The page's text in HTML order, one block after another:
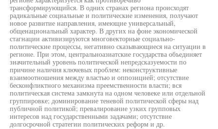
трансформирующийся. В одних странах региона происходят
радикальные социальные и политические изменения, получают
новое развитие направления, имеющие универсальный,
общенациональный характер. В других на фоне экономической
стагнации активизируются многовекторные социально-
политические процессы, негативно сказывающиеся на ситуации в
регионе. При этом, центральноазиатские государства объединяет
значительный уровень политической непредсказуемости по
причине наличия ключевых проблем: неконструктивные
взаимоотношения между властью и оппозицией; отсутствие
бесконфликтного механизма преемственности власти; вся
политическая система замкнута на одном человеке или отдельной
группировке; доминирование теневой политической сферы над
публичной политикой; превалирование узких групповых
интересов над государственными задачами; отсутствие
долгосрочной стратегии политических реформ и др.